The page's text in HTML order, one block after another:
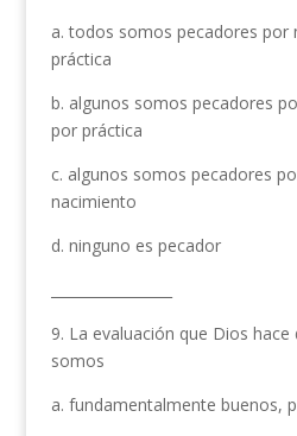
a. todos somos pecadores por
práctica
b. algunos somos pecadores
por práctica
c. algunos somos pecadores
nacimiento
d. ninguno es pecador
9. La evaluación que Dios
somos
a. fundamentalmente buenos,